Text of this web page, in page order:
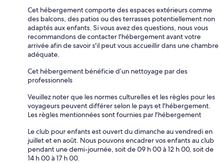
Cet hébergement comporte des espaces extérieurs comme
des balcons, des patios ou des terrasses potentiellement non
adaptés aux enfants. Si vous avez des questions, nous vous
recommandons de contacter l'hébergement avant votre
arrivée afin de savoir s'il peut vous accueillir dans une chambre
adéquate.
Cet hébergement bénéficie d’un nettoyage par des
professionnels
Veuillez noter que les normes culturelles et les règles pour les
voyageurs peuvent différer selon le pays et l'hébergement.
Les règles mentionnées sont fournies par l'hébergement
Le club pour enfants est ouvert du dimanche au vendredi en
juillet et en août. Nous pouvons encadrer vos enfants au club
pendant une demi-journée, soit de 09 h 00 à 12 h 00, soit de
14 h 00 à 17 h 00.